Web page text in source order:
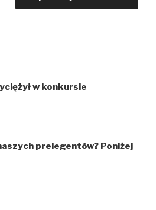
w konkursie
prelegentów? Poniżej